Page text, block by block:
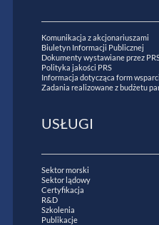
Komunikacja z akcjonariuszami
Biuletyn Informacji Publicznej
Dokumenty wystawiane przez
Polityka jakości PRS
Informacja dotycząca form
Zadania realizowane z budżetu
USŁUGI
Sektor morski
Sektor lądowy
Certyfikacja
R&D
Szkolenia
Publikacje